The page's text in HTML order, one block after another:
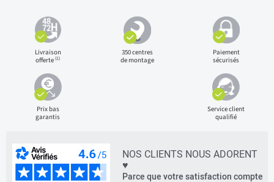
Livraison
offerte(1)
350 centres
de montage
Paiement
sécurisés
Prix bas
garantis
Service client
qualifié
NOS CLIENTS NOUS ADORENT
♥
Parce que votre satisfaction compte